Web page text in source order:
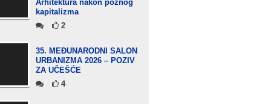
Arhitektura nakon poznog
kapitalizma
2
35. MEĐUNARODNI SALON
URBANIZMA 2026 – POZIV
ZA UČEŠĆE
4